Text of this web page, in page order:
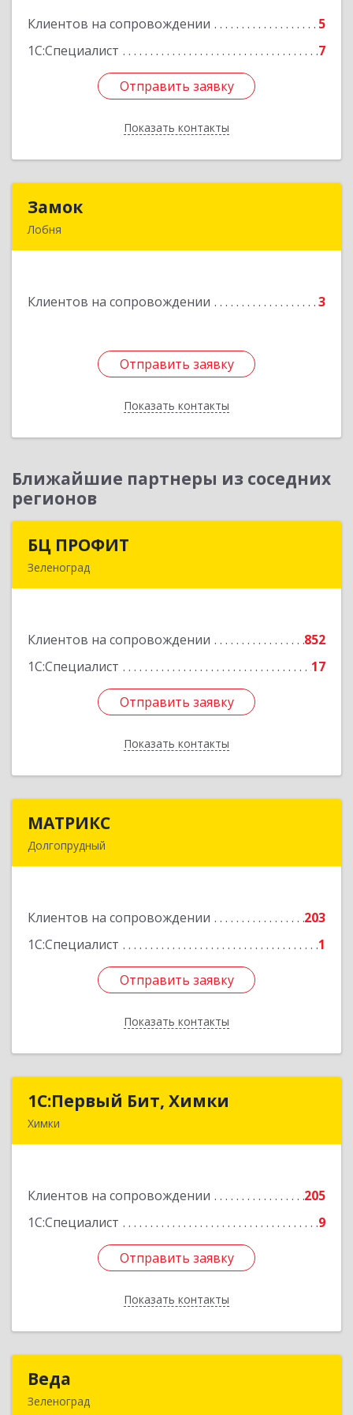
Клиентов на сопровождении
5
1С:Специалист
7
Отправить заявку
Показать контакты
Подробнее
Отправить заявку
Назад
Замок
Лобня
Клиентов на сопровождении 3
Отправить заявку
Показать контакты
Подробнее
Отправить заявку
Назад
Ближайшие партнеры из соседних
регионов
БЦ ПРОФИТ
Зеленоград
Клиентов на сопровождении
852
1С:Специалист
17
Отправить заявку
Показать контакты
Подробнее
Отправить заявку
Назад
МАТРИКС
Долгопрудный
Клиентов на сопровождении
203
1С:Специалист
1
Отправить заявку
Показать контакты
Подробнее
Отправить заявку
Назад
1С:Первый Бит, Химки
Химки
Клиентов на сопровождении
205
1С:Специалист
9
Отправить заявку
Показать контакты
1С:Первый Бит, Химки
Подробнее
Отправить заявку
Назад
Веда
Зеленоград